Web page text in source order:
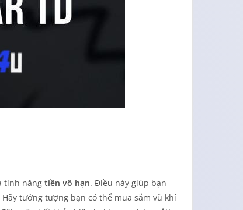
tính năng tiền vô hạn. Điều này giúp bạn
tưởng tượng bạn có thể mua sắm vũ khí